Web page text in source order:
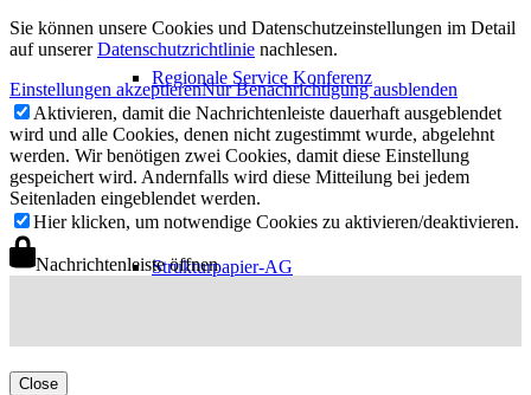
Regionale Service Konferenz
Strukturpapier-AG
Sie können unsere Cookies und Datenschutzeinstellungen im Detail
auf unsererDatenschutzrichtlinie nachlesen.
Einstellungen akzeptierenNur Benachrichtigung ausblenden
Aktivieren, damit die Nachrichtenleiste dauerhaft ausgeblendet
wird und alle Cookies, denen nicht zugestimmt wurde, abgelehnt
werden. Wir benötigen zwei Cookies, damit diese Einstellung
gespeichert wird. Andernfalls wird diese Mitteilung bei jedem
Seitenladen eingeblendet werden.
Hier klicken, um notwendige Cookies zu aktivieren/deaktivieren.
Nachrichtenleiste öffnen
Close